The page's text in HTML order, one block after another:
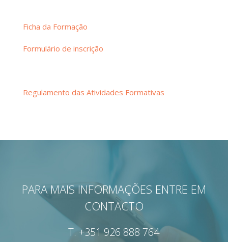
Ficha da Formação
Formulário de inscrição
Regulamento das Atividades Formativas
PARA MAIS INFORMAÇÕES ENTRE EM
CONTACTO
T.+351 926 888 764